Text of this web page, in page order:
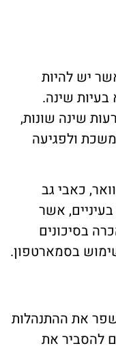
יש להיות
שינה.
שינה שונות,
ולפגיעה
כאבי גב
אשר
בסיכונים
בסמארטפון.
את ההתנהלות
להסביר את